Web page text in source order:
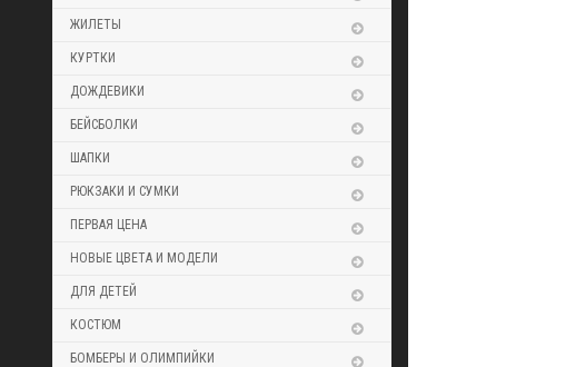
ЖИЛЕТЫ
КУРТКИ
ДОЖДЕВИКИ
БЕЙСБОЛКИ
ШАПКИ
РЮКЗАКИ И СУМКИ
ПЕРВАЯ ЦЕНА
НОВЫЕ ЦВЕТА И МОДЕЛИ
ДЛЯ ДЕТЕЙ
КОСТЮМ
БОМБЕРЫ И ОЛИМПИЙКИ